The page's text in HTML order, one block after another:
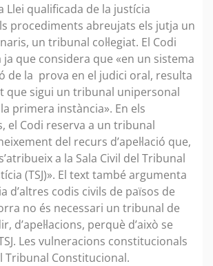
Llei qualificada de la justícia
procediments abreujats els jutja un
un tribunal col·legiat. El Codi
que considera que «en un sistema
de la prova en el judici oral, resulta
que sigui un tribunal unipersonal
primera instància». En els
el Codi reserva a un tribunal
del recurs d’apel·lació que,
a la Sala Civil del Tribunal
(TSJ)». El text també argumenta
d’altres codis civils de països de
no és necessari un tribunal de
d’apel·lacions, perquè d’això se
Les vulneracions constitucionals
Tribunal Constitucional.